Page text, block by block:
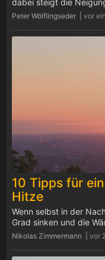
Peter Wölflingseder | vor
10 Tipps für
Hitze
Nikolas Zimmermann | vor
Wenn selbst in der
Grad sinken und die